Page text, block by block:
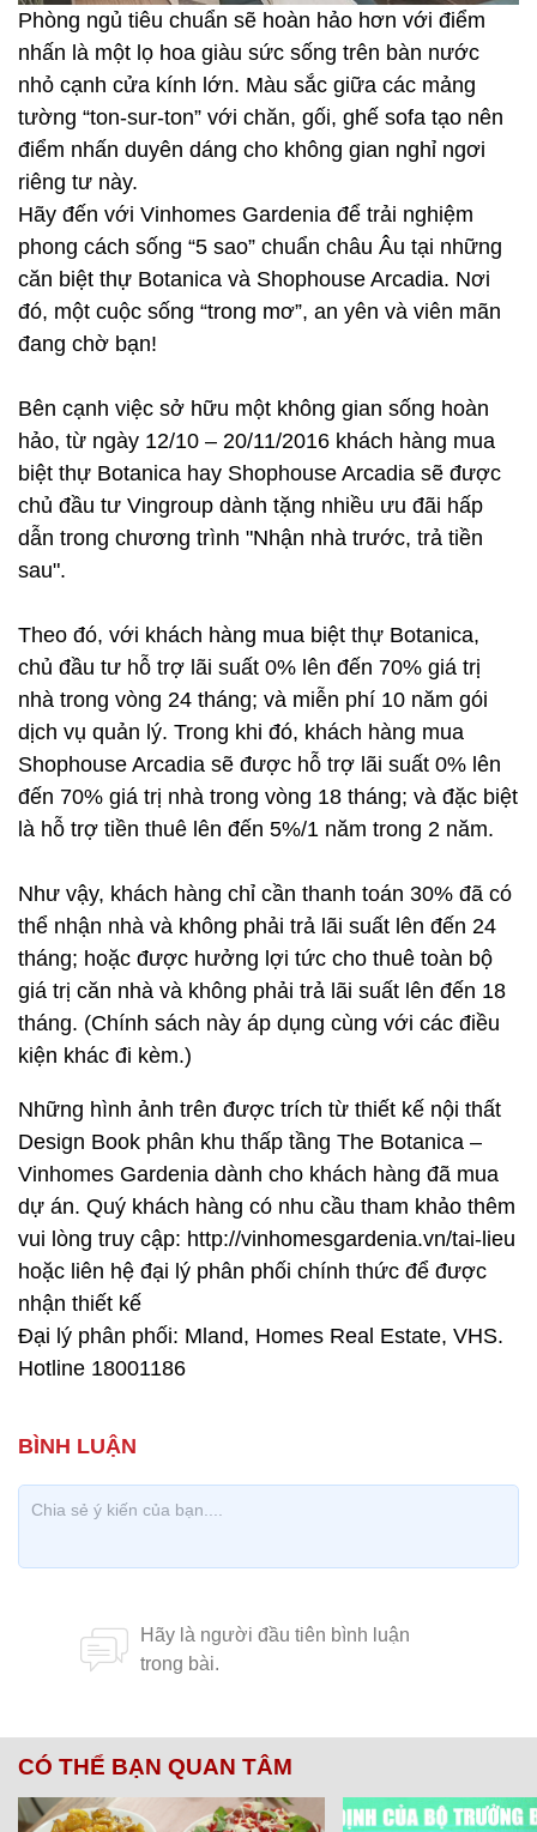
Phòng ngủ tiêu chuẩn sẽ hoàn hảo hơn với điểm
nhấn là một lọ hoa giàu sức sống trên bàn nước
nhỏ cạnh cửa kính lớn. Màu sắc giữa các mảng
tường “ton-sur-ton” với chăn, gối, ghế sofa tạo nên
điểm nhấn duyên dáng cho không gian nghỉ ngơi
riêng tư này.
Hãy đến với Vinhomes Gardenia để trải nghiệm
phong cách sống “5 sao” chuẩn châu Âu tại những
căn biệt thự Botanica và Shophouse Arcadia. Nơi
đó, một cuộc sống “trong mơ”, an yên và viên mãn
đang chờ bạn!
Bên cạnh việc sở hữu một không gian sống hoàn
hảo, từ ngày 12/10 – 20/11/2016 khách hàng mua
biệt thự Botanica hay Shophouse Arcadia sẽ được
chủ đầu tư Vingroup dành tặng nhiều ưu đãi hấp
dẫn trong chương trình "Nhận nhà trước, trả tiền
sau".
Theo đó, với khách hàng mua biệt thự Botanica,
chủ đầu tư hỗ trợ lãi suất 0% lên đến 70% giá trị
nhà trong vòng 24 tháng; và miễn phí 10 năm gói
dịch vụ quản lý. Trong khi đó, khách hàng mua
Shophouse Arcadia sẽ được hỗ trợ lãi suất 0% lên
đến 70% giá trị nhà trong vòng 18 tháng; và đặc biệt
là hỗ trợ tiền thuê lên đến 5%/1 năm trong 2 năm.
Như vậy, khách hàng chỉ cần thanh toán 30% đã có
thể nhận nhà và không phải trả lãi suất lên đến 24
tháng; hoặc được hưởng lợi tức cho thuê toàn bộ
giá trị căn nhà và không phải trả lãi suất lên đến 18
tháng. (Chính sách này áp dụng cùng với các điều
kiện khác đi kèm.)
Những hình ảnh trên được trích từ thiết kế nội thất
Design Book phân khu thấp tầng The Botanica –
Vinhomes Gardenia dành cho khách hàng đã mua
dự án. Quý khách hàng có nhu cầu tham khảo thêm
vui lòng truy cập: http://vinhomesgardenia.vn/tai-lieu
hoặc liên hệ đại lý phân phối chính thức để được
nhận thiết kế
Đại lý phân phối: Mland, Homes Real Estate, VHS.
Hotline 18001186
CÓ THỂ BẠN QUAN TÂM